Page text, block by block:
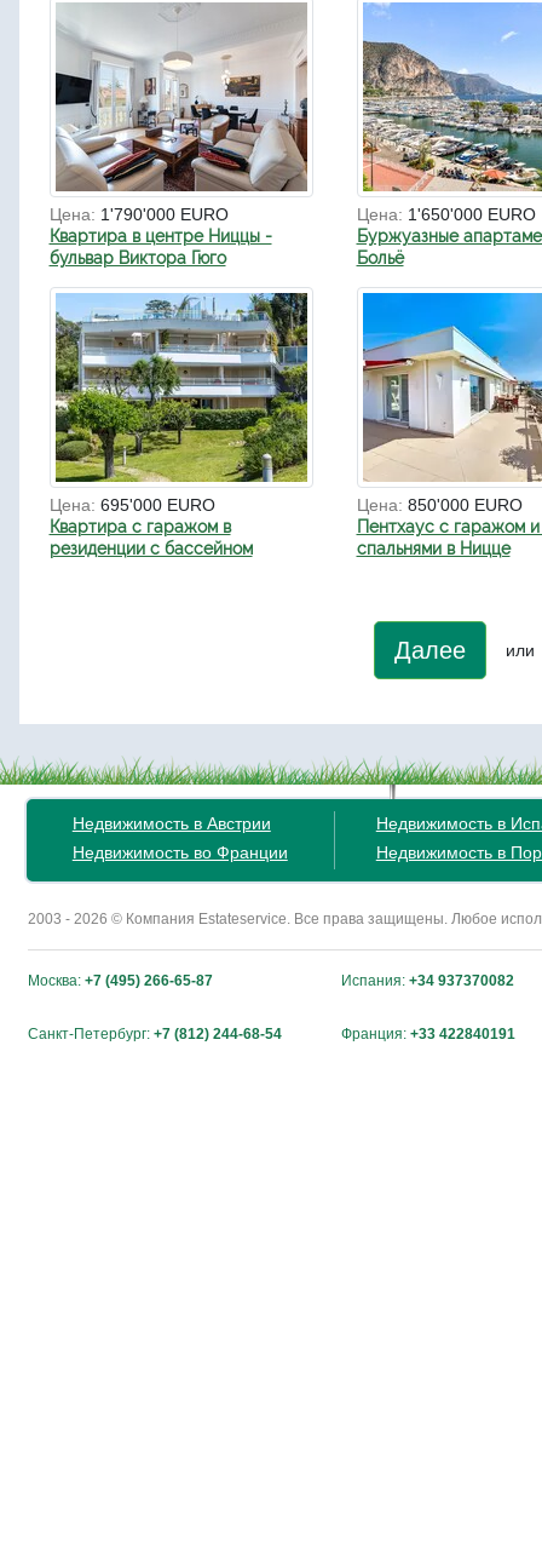
Цена: 1'790'000 EURO
Квартира в центре Ниццы -
бульвар Виктора Гюго
Цена: 1'650'000 EURO
Буржуазные
Больё
Цена: 695'000 EURO
Квартира с гаражом в
резиденции с бассейном
Цена: 850'000 EURO
Пентхаус с гаражом
спальнями в Ницце
Далее или
Недвижимость в Австрии
Недвижимость во Франции
Недвижимость в
Недвижимость в
2003 - 2026 © Компания Estateservice. Все права защищены. Любое
Москва: +7 (495) 266-65-87 Испания: +34 937370082
Санкт-Петербург: +7 (812) 244-68-54 Франция: +33 422840191